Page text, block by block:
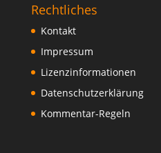
Rechtliches
Kontakt
Impressum
Lizenzinformationen
Datenschutzerklärung
Kommentar-Regeln